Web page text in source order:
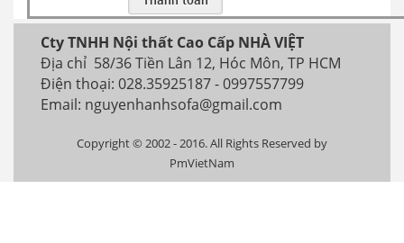
Cty TNHH Nội thất Cao Cấp NHÀ VIỆT
Địa chỉ 58/36 Tiền Lân 12, Hóc Môn, TP HCM
Điện thoại: 028.35925187 - 0997557799
Email: nguyenhanhsofa@gmail.com
Copyright © 2002 - 2016. All Rights Reserved by
PmVietNam